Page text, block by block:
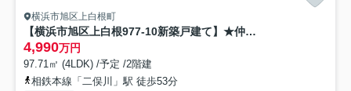
横浜市旭区上白根町
【横浜市旭区上白根977-10新築戸建て】★仲介手数料無料★（四季の森小学校・上白根北中学校）
4,990万円
97.71㎡ (4LDK) /予定 /2階建
相鉄本線「二俣川」駅 徒歩53分